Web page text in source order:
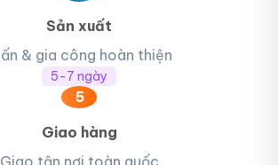
Sản xuất
ấn & gia công hoàn thiện
5-7 ngày
5
Giao hàng
Giao tận nơi toàn quốc